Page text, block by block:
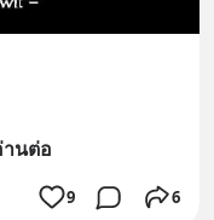
นต่อ
9 6